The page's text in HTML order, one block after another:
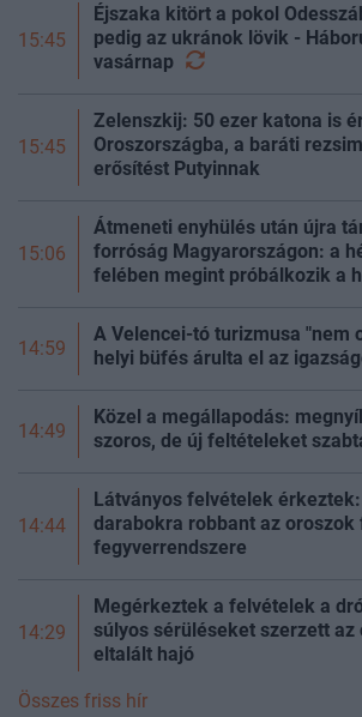
15:45
Éjszaka kitört a pokol
pedig az ukránok lövik -
vasárnap
15:45
Zelenszkij: 50 ezer katona is
Oroszországba, a baráti
erősítést Putyinnak
15:06
Átmeneti enyhülés után újra
forróság Magyarországon: a
felében megint próbálkozik a
14:59
A Velencei-tó turizmusa "nem
helyi büfés árulta el az
14:49
Közel a megállapodás:
szoros, de új feltételeket
14:44
Látványos felvételek
darabokra robbant az oroszok
fegyverrendszere
14:29
Megérkeztek a felvételek a
súlyos sérüléseket szerzett az
eltalált hajó
Összes friss hír